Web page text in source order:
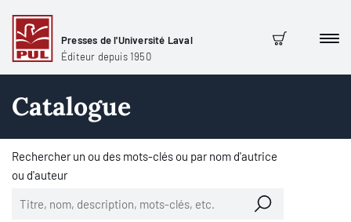
Presses de l'Université Laval
Éditeur depuis 1950
Panier
Catalogue
Rechercher un ou des mots-clés ou par nom d'autrice
ou d'auteur